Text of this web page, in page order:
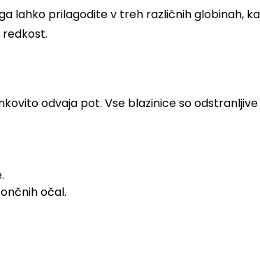
lahko prilagodite v treh različnih globinah,
odvaja pot. Vse blazinice so
očal.